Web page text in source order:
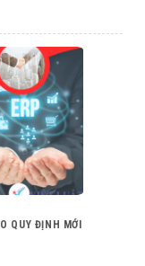
QUY ĐỊNH MỚI